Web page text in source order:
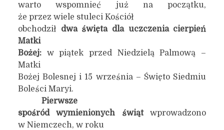
warto wspomnieć już na początku,
że przez wiele stuleci Kościół
obchodził dwa święta dla uczczenia cierpień
Matki
Bożej: w piątek przed Niedzielą Palmową –
Matki
Bożej Bolesnej i 15 września – Święto Siedmiu
Boleści Maryi.
Pierwsze
spośród wymienionych świątwprowadzono
w Niemczech, w roku